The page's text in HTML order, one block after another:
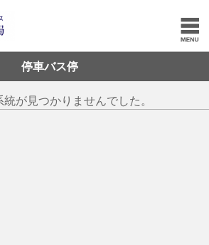
停車バス停
が見つかりませんでした。